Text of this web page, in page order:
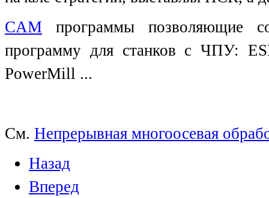
CAM программы позволяющие
программу для станков с ЧПУ:
PowerMill ...
См. Непрерывная многоосевая
Назад
Вперед